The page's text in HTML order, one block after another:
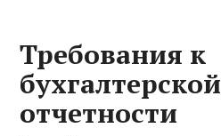
Требования к
бухгалтерской
отчетности